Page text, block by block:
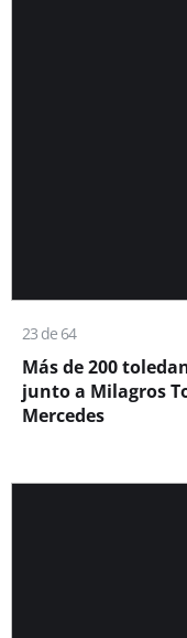
23 de 64
Más de 200
junto a Milagros
Mercedes